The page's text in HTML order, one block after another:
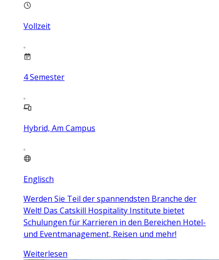
Vollzeit
4Semester
Hybrid, Am Campus
Englisch
Werden Sie Teil der spannendsten Branche der
Welt! Das Catskill Hospitality Institute bietet
Schulungen für Karrieren in den Bereichen Hotel-
und Eventmanagement, Reisen und mehr!
Weiterlesen